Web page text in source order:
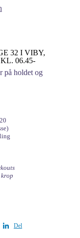
32 I VIBY,
06.45-
på holdet og
Del